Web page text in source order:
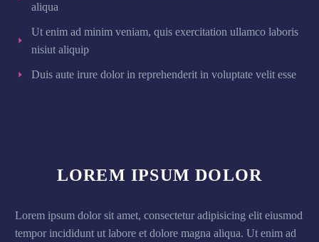
aliqua
Ut enim ad minim veniam, quis exercitation ullamco laboris
nisiut aliquip
Duis aute irure dolor in reprehenderit in voluptate velit esse
LOREM IPSUM DOLOR
Lorem ipsum dolor sit amet, consectetur adipisicing elit eiusmod
tempor incididunt ut labore et dolore magna aliqua. Ut enim ad